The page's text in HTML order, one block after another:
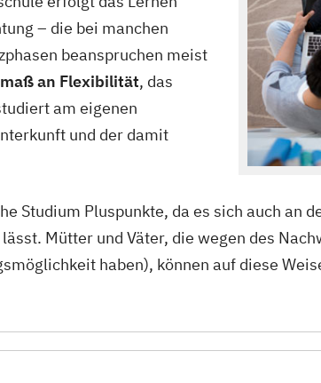
– die bei manchen
beanspruchen meist
an Flexibilität, das
am eigenen
und der damit
Studium Pluspunkte, da es sich auch an
Mütter und Väter, die wegen des
haben), können auf diese